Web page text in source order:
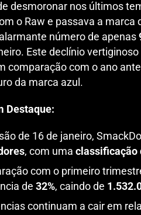
desmoronar nos últimos
o Raw e passava a
número de apenas
Este declínio
comparação com o ano
da marca azul.
Destaque:
de 16 de janeiro,
, com uma classificação
com o primeiro
de 32%, caindo de
continuam a cair em